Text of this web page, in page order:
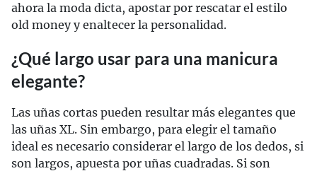
ahora la moda dicta, apostar por rescatar el estilo
old money y enaltecer la personalidad.
¿Qué largo usar para una manicura
elegante?
Las uñas cortas pueden resultar más elegantes que
las uñas XL. Sin embargo, para elegir el tamaño
ideal es necesario considerar el largo de los dedos, si
son largos, apuesta por uñas cuadradas. Si son